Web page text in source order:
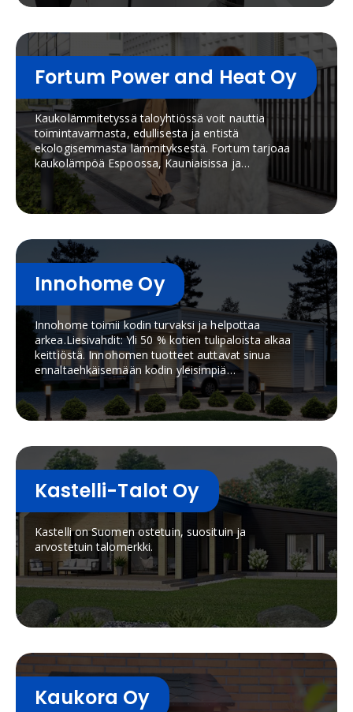
Fortum Power and Heat Oy
Kaukolämmitetyssä taloyhtiössä voit nauttia
toimintavarmasta, edullisesta ja entistä
ekologisemmasta lämmityksestä. Fortum tarjoaa
kaukolämpöä Espoossa, Kauniaisissa ja
Kirkkonummella.
Innohome Oy
Innohome toimii kodin turvaksi ja helpottaa
arkea.Liesivahdit: Yli 50 % kotien tulipaloista alkaa
keittiöstä. Innohomen tuotteet auttavat sinua
ennaltaehkäisemään kodin yleisimpiä
tulipaloja.Sähköautojen lataus: Innohome Charlie
latausasemalla lataat autosi nopeasti ja
turvallisesti.
Kastelli-Talot Oy
Kastelli on Suomen ostetuin, suosituin ja
arvostetuin talomerkki.
Kaukora Oy